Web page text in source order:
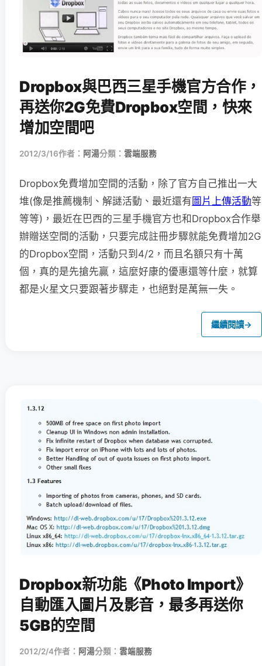
Dropbox與巴西三星手機官方合作，
再送你2G免費Dropbox空間，快來
增加空間吧
2012/3/16作者： 阿湯分類： 雲端服務
Dropbox免費增加空間的活動，除了官方自己推出一大
堆(像是推薦機制、解謎活動、最近還有圖片上傳活動等
等等)，最近在巴西的三星手機官方也和Dropbox合作舉
辦贈送空間的活動，只要完成註冊步驟就能免費增加2G
的Dropbox空間，活動只到4/2，而且名額只有十萬
個，真的是先搶先贏，這麼好康的優惠還等什麼，就算
都是火星文只要跟著步驟走，也絕對是萬無一失。
繼續閱讀→
Dropbox新功能《Photo Import》
自動匯入圖片及影音，最多再送你
5GB的空間
2012/2/4作者： 阿湯分類： 雲端服務